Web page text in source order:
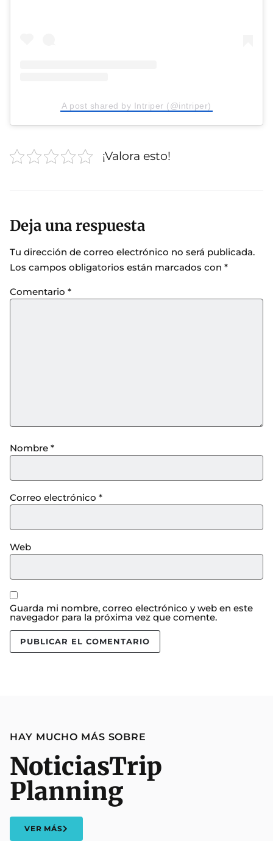
A post shared by Intriper (@intriper)
¡Valora esto!
Deja una respuesta
Tu dirección de correo electrónico no será publicada.
Los campos obligatorios están marcados con *
Comentario *
Nombre *
Correo electrónico *
Web
Guarda mi nombre, correo electrónico y web en este
navegador para la próxima vez que comente.
HAY MUCHO MÁS SOBRE
NoticiasTrip
Planning
VER MÁS